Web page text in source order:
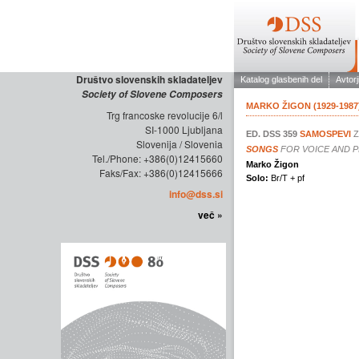
Društvo slovenskih skladateljev
Society of Slovene Composers
Trg francoske revolucije 6/l
SI-1000 Ljubljana
Slovenija / Slovenia
Tel./Phone: +386(0)12415660
Faks/Fax: +386(0)12415666
info@dss.si
več »